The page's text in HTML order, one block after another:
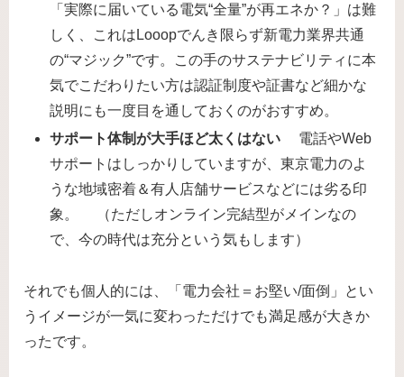
「実際に届いている電気“全量”が再エネか？」は難
しく、これはLooopでんき限らず新電力業界共通
の“マジック”です。この手のサステナビリティに本
気でこだわりたい方は認証制度や証書など細かな
説明にも一度目を通しておくのがおすすめ。
サポート体制が大手ほど太くはない 電話やWeb
サポートはしっかりしていますが、東京電力のよ
うな地域密着＆有人店舗サービスなどには劣る印
象。 （ただしオンライン完結型がメインなの
で、今の時代は充分という気もします）
それでも個人的には、「電力会社＝お堅い/面倒」とい
うイメージが一気に変わっただけでも満足感が大きか
ったです。